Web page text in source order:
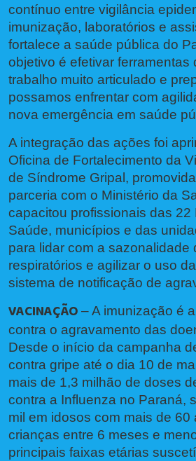
contínuo entre vigilância
imunização, laboratórios e
fortalece a saúde pública do
objetivo é efetivar ferramentas
trabalho muito articulado e
possamos enfrentar com
nova emergência em saúde
A integração das ações foi
Oficina de Fortalecimento da
de Síndrome Gripal,
parceria com o Ministério da
capacitou profissionais das 22
Saúde, municípios e das
para lidar com a sazonalidade
respiratórios e agilizar o uso
sistema de notificação de
VACINAÇÃO – A imunização é
contra o agravamento das
Desde o início da campanha
contra gripe até o dia 10 de
mais de 1,3 milhão de doses
contra a Influenza no Paraná,
mil em idosos com mais de 60
crianças entre 6 meses e
principais faixas etárias